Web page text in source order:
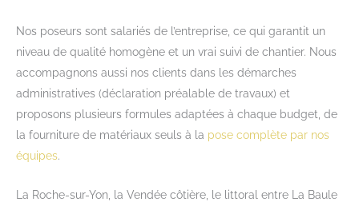
Nos poseurs sont salariés de l’entreprise, ce qui garantit un
niveau de qualité homogène et un vrai suivi de chantier. Nous
accompagnons aussi nos clients dans les démarches
administratives (déclaration préalable de travaux) et
proposons plusieurs formules adaptées à chaque budget, de
la fourniture de matériaux seuls à la pose complète par nos
équipes.
La Roche-sur-Yon, la Vendée côtière, le littoral entre La Baule